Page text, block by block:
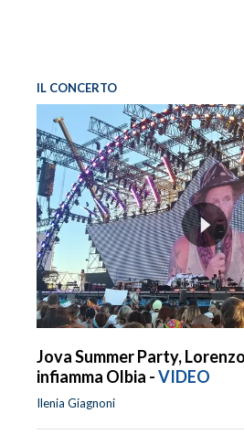
IL CONCERTO
Jova Summer Party,
infiamma Olbia -VIDEO
Ilenia Giagnoni